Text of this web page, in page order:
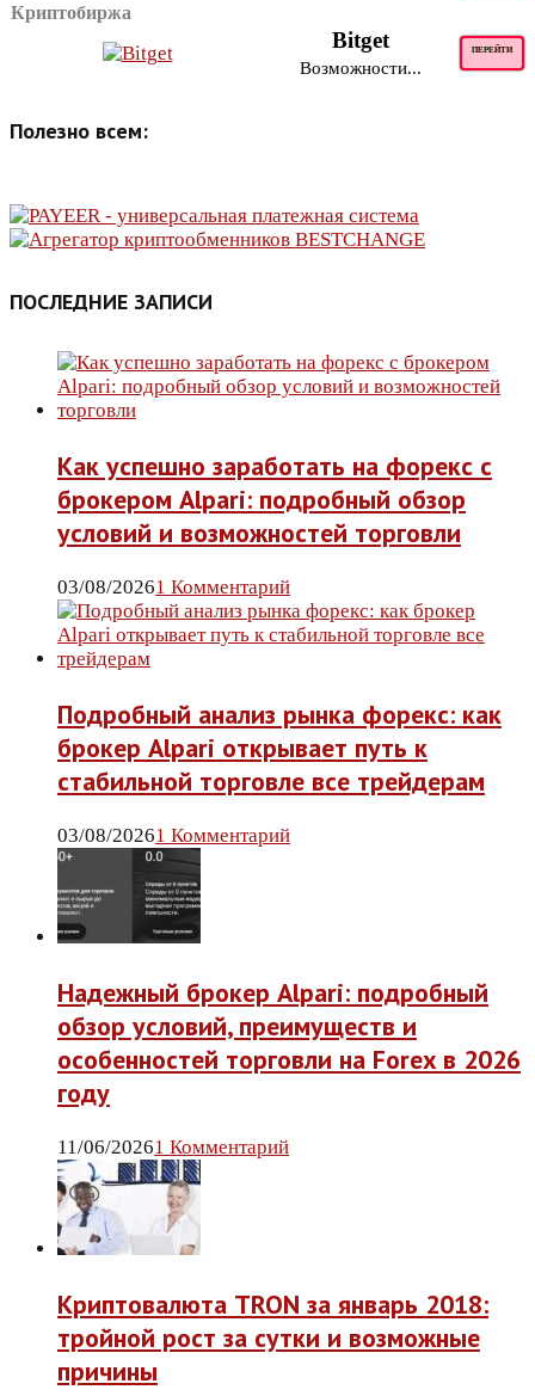
Криптобиржа
Bitget ПЕРЕЙТИ
Возможности...
Полезно всем:
ПОСЛЕДНИЕ ЗАПИСИ
Как успешно заработать на форекс с
брокером Alpari: подробный обзор
условий и возможностей торговли
03/08/20261 Комментарий
Подробный анализ рынка форекс: как
брокер Alpari открывает путь к
стабильной торговле все трейдерам
03/08/20261 Комментарий
Надежный брокер Alpari: подробный
обзор условий, преимуществ и
особенностей торговли на Forex в 2026
году
11/06/20261 Комментарий
Криптовалюта TRON за январь 2018:
тройной рост за сутки и возможные
причины